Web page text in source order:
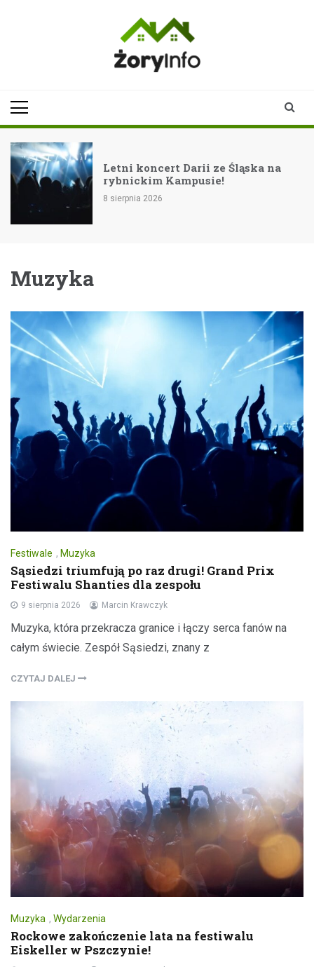
Letni koncert Darii ze Śląska na
rybnickim Kampusie!
8 sierpnia 2026
Muzyka
Festiwale , Muzyka
Sąsiedzi triumfują po raz drugi! Grand Prix
Festiwalu Shanties dla zespołu
9 sierpnia 2026 Marcin Krawczyk
Muzyka, która przekracza granice i łączy serca fanów na
całym świecie. Zespół Sąsiedzi, znany z
CZYTAJ DALEJ
Muzyka , Wydarzenia
Rockowe zakończenie lata na festiwalu
Eiskeller w Pszczynie!